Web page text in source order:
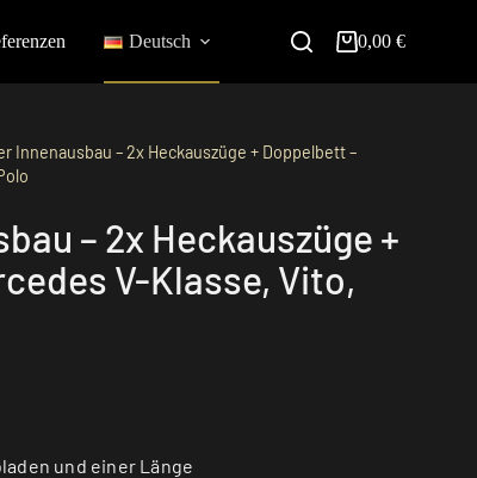
Deutsch 0,00 €
Innenausbau – 2x Heckauszüge + Doppelbett –
– 2x Heckauszüge +
V-Klasse, Vito,
und einer Länge